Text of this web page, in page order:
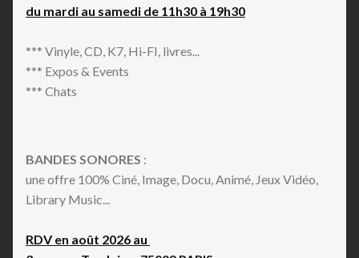
du mardi au samedi de 11h30 à 19h30
*** Vinyle, CD, K7, Hi-FI, livres...
*** Expos & Events
*** Chats
BANDES SONORES :
une offre 100% Ciné, Image, Docu, Animé, Jeux Vidéo,
Library Music...
RDV en août 2026 au